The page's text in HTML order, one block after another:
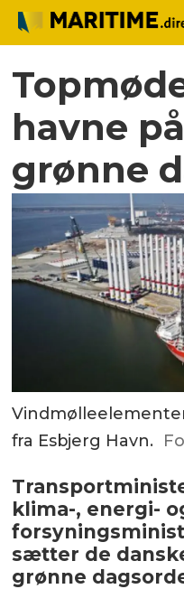
havne
grønne
fra Esbjerg Havn.
klima-, energi-
sætter de
grønne